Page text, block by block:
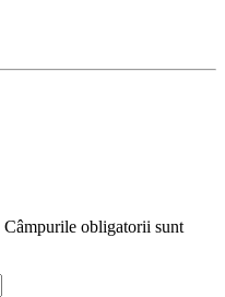
Câmpurile obligatorii sunt